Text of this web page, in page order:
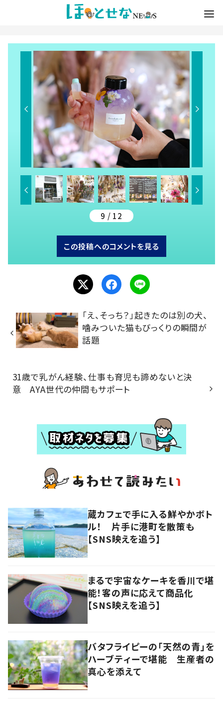
9 / 12
この投稿へのコメントを見る
「え、そっち？」起きたのは別の犬、
噛みついた猫もびっくりの瞬間が
話題
31歳で乳がん経験、仕事も育児も諦めないと決
意 AYA世代の仲間もサポート
蔵カフェで手に入る鮮やかボト
ル！ 片手に港町を散策も
【SNS映えを追う】
まるで宇宙なケーキを香川で堪
能！客の声に応えて商品化
【SNS映えを追う】
バタフライピーの「天然の青」を
ハーブティーで堪能 生産者の
真心を添えて